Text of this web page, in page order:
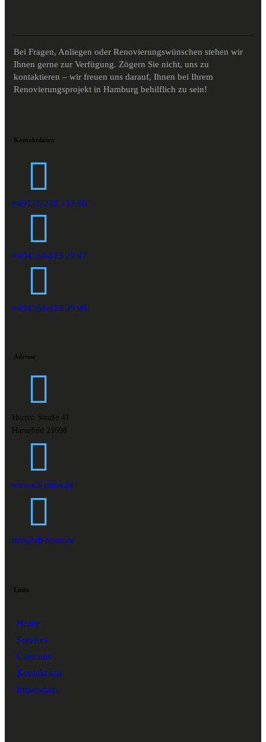
Bei Fragen, Anliegen oder Renovierungswünschen stehen wir
Ihnen gerne zur Verfügung. Zögern Sie nicht, uns zu
kontaktieren – wir freuen uns darauf, Ihnen bei Ihrem
Renovierungsprojekt in Hamburg behilflich zu sein!
Kontaktdaten
+49176-228 733 86
+494164-813 29 97
+494164-813 29 98
Adresse
Herren Straße 41
Harsefeld 21698
www.stb-renov.de
info@stb-renov.de
Links
Home
Services
Über uns
Kontakt uns
Impressum